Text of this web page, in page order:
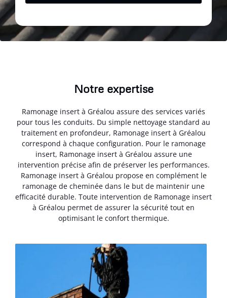
Notre expertise
Ramonage insert à Gréalou assure des services variés
pour tous les conduits. Du simple nettoyage standard au
traitement en profondeur, Ramonage insert à Gréalou
correspond à chaque configuration. Pour le ramonage
insert, Ramonage insert à Gréalou assure une
intervention précise afin de préserver les performances.
Ramonage insert à Gréalou propose en complément le
ramonage de cheminée dans le but de maintenir une
efficacité durable. Toute intervention de Ramonage insert
à Gréalou permet de assurer la sécurité tout en
optimisant le confort thermique.